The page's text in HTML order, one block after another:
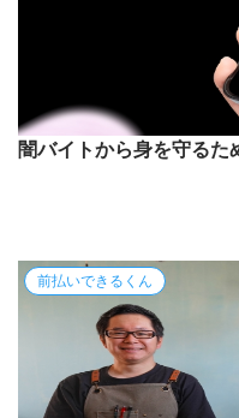
闇バイトから身を守るた
前払いできるくん